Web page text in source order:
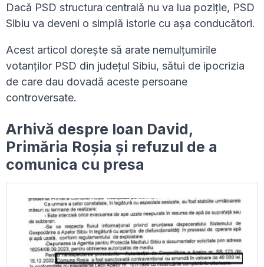
Dacă PSD structura centrală nu va lua poziție, PSD
Sibiu va deveni o simplă istorie cu așa conducători.
Acest articol dorește să arate nemulțumirile
votanților PSD din județul Sibiu, sătui de ipocrizia
de care dau dovadă aceste persoane
controversate.
Arhivă despre Ioan David,
Primăria Roșia și refuzul de a
comunica cu presa